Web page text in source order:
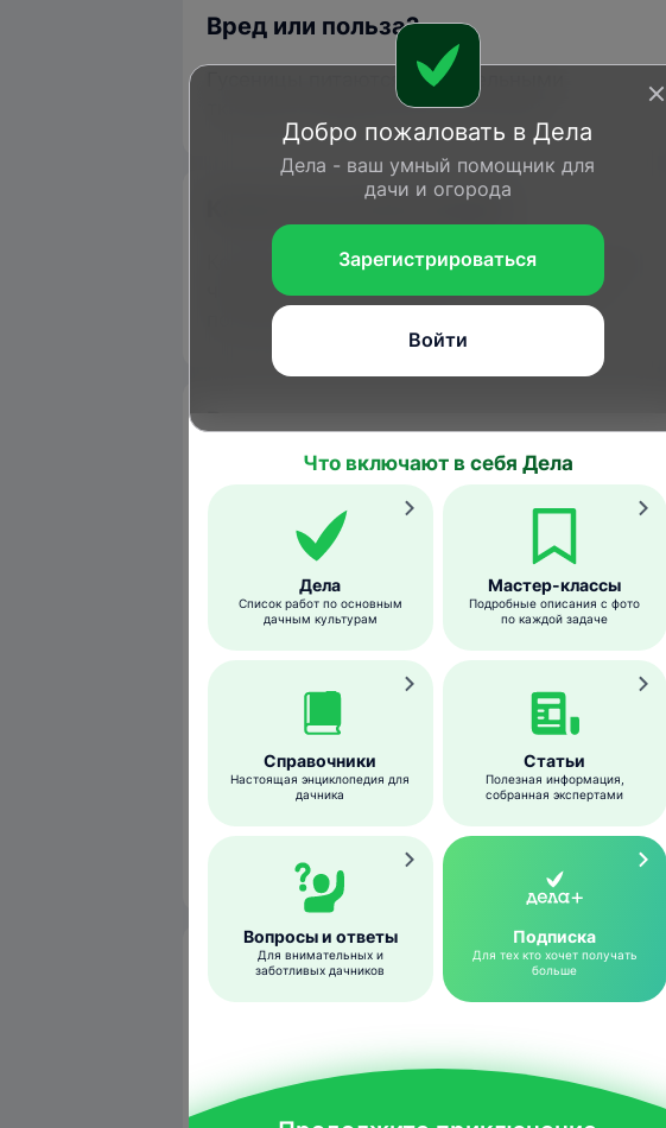
Вред или польза?
Гусеницы питаются растительными
тканями определенных растений.
Каким растениям вредит
Кормовые культуры гусениц – злаки, в том
числе ежа сборная, мятлик однолетний,
полевица собачья и др.
В году развивается одно поколение.
Оплодотворенная самка откладывает
шаровидные яйца по одному на листья
кормовых растений. Яйцо сначала светлое,
желто-серое, в коричневых крапинках,
позже фиолетово-серое. Отродившиеся
гусеницы ведут чрезвычайно скрытный
образ жизни и питаются только ночью,
зачастую даже не на поверхности
растения, а внутри стеблей.
Окукливание происходит в мае–июне в
рыхлой паутине на земле. Куколка
коричнево-желтая, в легком коконе.
Гусеница
Добро пожаловать в Дела
Дела - ваш умный помощник для
дачи и огорода
Зарегистрироваться
Войти
Что включают в себя Дела
Дела
Список работ по основным
дачным культурам
Мастер-классы
Подробные описания с фото
по каждой задаче
Справочники
Настоящая энциклопедия для
дачника
Статьи
Полезная информация,
собранная экспертами
Вопросы и ответы
Для внимательных и
заботливых дачников
Подписка
Для тех кто хочет получать
больше